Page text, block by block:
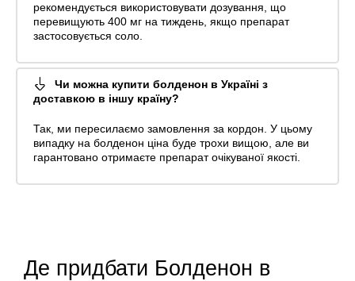
рекомендується використовувати дозування, що
перевищують 400 мг на тиждень, якщо препарат
застосовується соло.
Чи можна купити болденон в Україні з
доставкою в іншу країну?
Так, ми пересилаємо замовлення за кордон. У цьому
випадку на болденон ціна буде трохи вищою, але ви
гарантовано отримаєте препарат очікуваної якості.
Де придбати Болденон в